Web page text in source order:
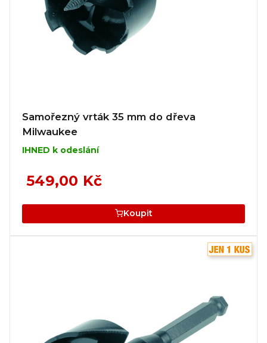
Samořezný vrták 35 mm do dřeva
Milwaukee
IHNED k odeslání
549,00 Kč
Koupit